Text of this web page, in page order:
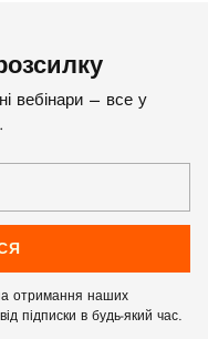
вебінари – все у
отримання наших
підписки в будь-який час.